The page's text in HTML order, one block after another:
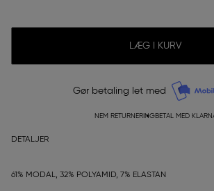
LÆG I KURV
Gør betaling let med
NEM RETURNERINGBETAL MED
DETALJER
61% MODAL, 32% POLYAMID, 7% ELASTAN